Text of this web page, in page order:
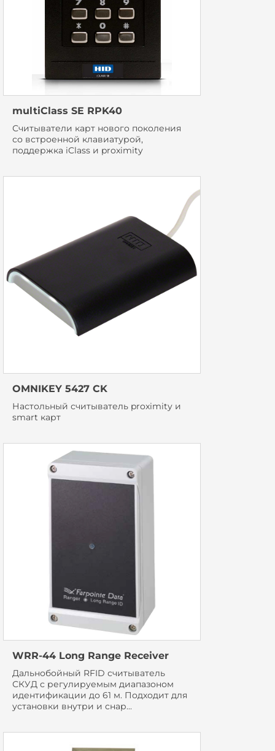
multiClass SE RPK40
Считыватели карт нового поколения
со встроенной клавиатурой,
поддержка iClass и proximity
OMNIKEY 5427 CK
Настольный считыватель proximity и
smart карт
WRR-44 Long Range Receiver
Дальнобойный RFID считыватель
СКУД с регулируемым диапазоном
идентификации до 61 м. Подходит для
установки внутри и снар...